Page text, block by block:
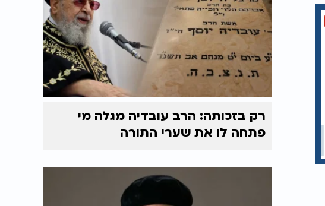
רק בזכותה: הרב עובדיה מגלה מי
פתחה לו את שערי התורה